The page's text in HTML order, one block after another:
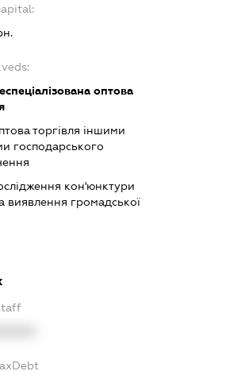
оптова
торгівля іншими
господарського
кон'юнктури
виявлення громадської